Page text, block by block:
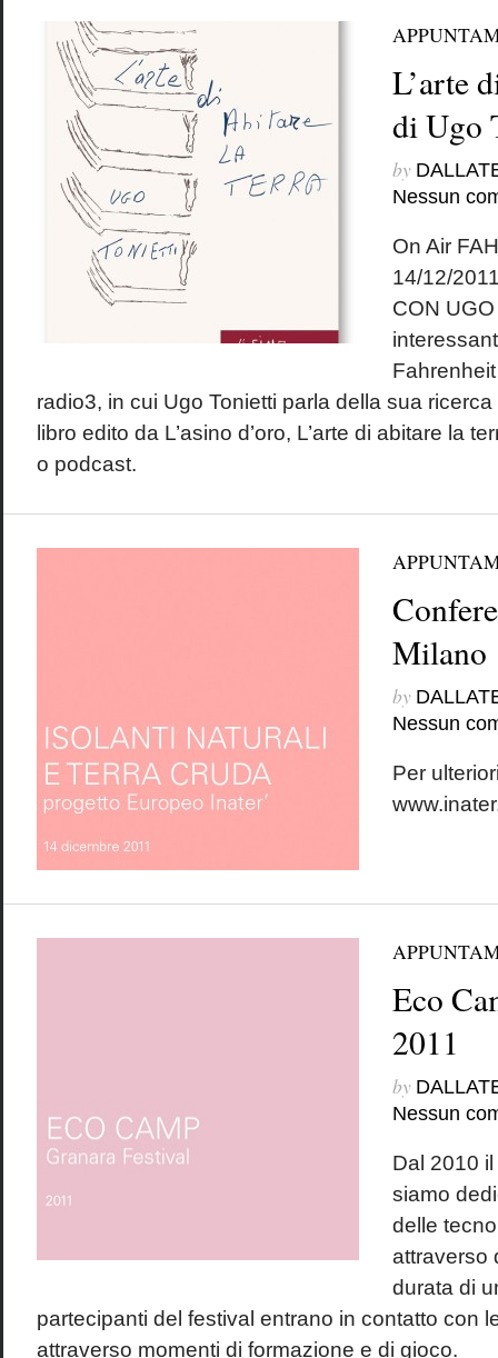
L’arte
di Ugo
by
Nessun
On Air
14/12/
CON
radio3, in cui Ugo Tonietti parla della sua
libro edito da L’asino d’oro, L’arte di abitare la
o podcast.
Milano
by
Nessun
Per
Eco
2011
by
Nessun
Dal 2010
siamo
delle
attraverso
durata di
partecipanti del festival entrano in contatto con
attraverso momenti di formazione e di